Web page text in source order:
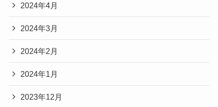
2024年4月
2024年3月
2024年2月
2024年1月
2023年12月